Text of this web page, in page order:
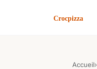
Accueil›